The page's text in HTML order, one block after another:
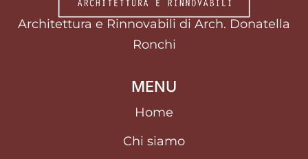
Architettura e Rinnovabili di Arch. Donatella
Ronchi
MENU
Home
Chi siamo